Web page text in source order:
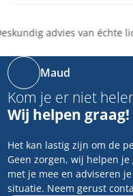
advies van échte
Maud
Kom je er niet
Wij helpen graag!
Het kan lastig zijn om de
Geen zorgen, wij helpen
met je mee en adviseren
situatie. Neem gerust